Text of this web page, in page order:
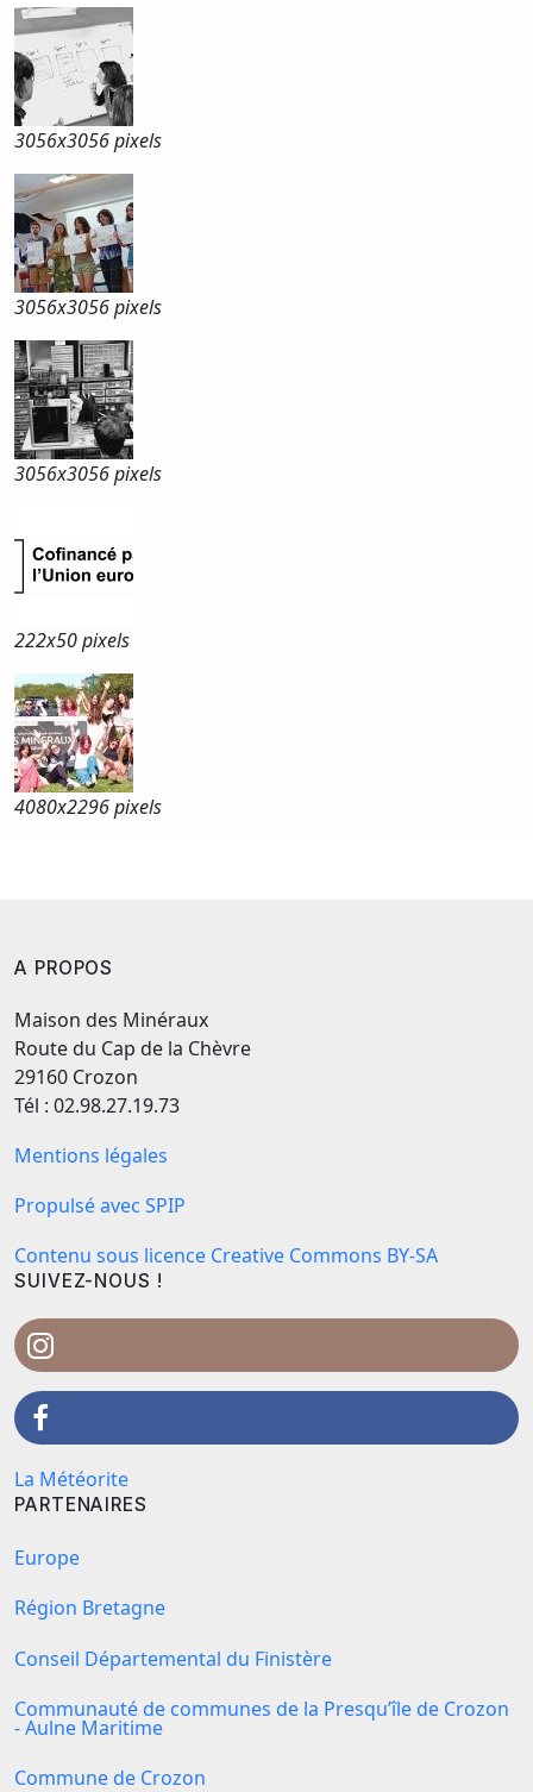
3056x3056 pixels
3056x3056 pixels
3056x3056 pixels
222x50 pixels
4080x2296 pixels
A PROPOS
Maison des Minéraux
Route du Cap de la Chèvre
29160 Crozon
Tél : 02.98.27.19.73
Mentions légales
Propulsé avec SPIP
Contenu sous licence Creative Commons BY-SA
SUIVEZ-NOUS !
La Météorite
PARTENAIRES
Europe
Région Bretagne
Conseil Départemental du Finistère
Communauté de communes de la Presqu’île de Crozon
- Aulne Maritime
Commune de Crozon